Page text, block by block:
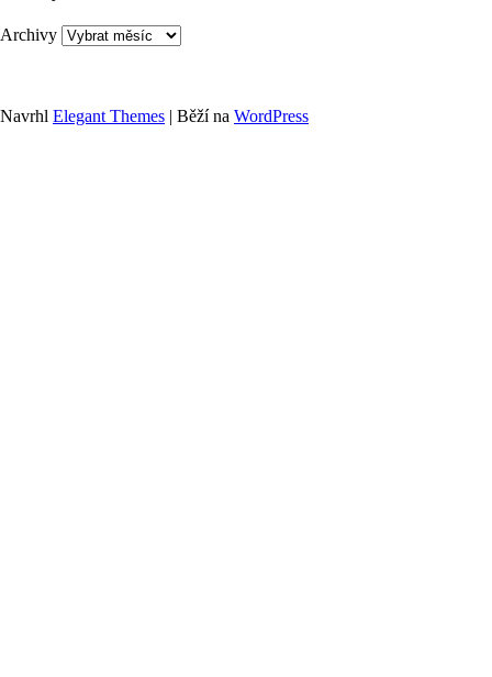
Archivy
Navrhl Elegant Themes | Běží na WordPress